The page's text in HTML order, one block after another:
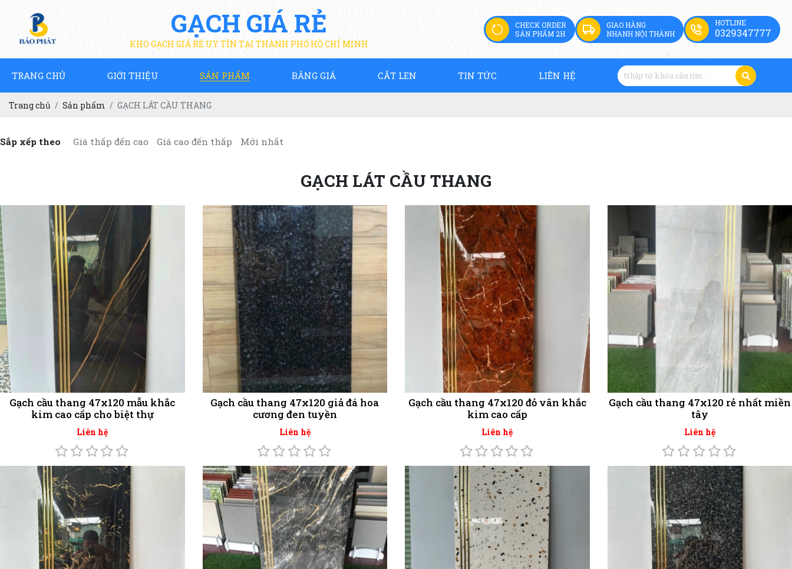
GẠCH GIÁ RẺ
KHO GẠCH GIÁ RẺ UY TÍN TẠI THÀNH PHỐ HỒ CHÍ MINH
CHECK ORDER
SẢN PHẨM 2H
GIAO HÀNG
NHANH NỘI THÀNH
HOTLINE
0329347777
TRANG CHỦ GIỚI THIỆU SẢN PHẨM BẢNG GIÁ CẮT LEN TIN TỨC LIÊN HỆ
Trang chủ Sản phẩm GẠCH LÁT CẦU THANG
Sắp xếp theo Giá thấp đến cao Giá cao đến thấp Mới nhất
GẠCH LÁT CẦU THANG
Gạch cầu thang 47x120 mẫu khắc
kim cao cấp cho biệt thự
Liên hệ
Gạch cầu thang 47x120 giả đá hoa
cương đen tuyền
Liên hệ
Gạch cầu thang 47x120 đỏ vân khắc
kim cao cấp
Liên hệ
Gạch cầu thang 47x120 rẻ nhất miền
tây
Liên hệ